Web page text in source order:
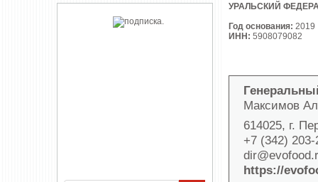
УРАЛЬСКИЙ
Год основания: 2019
ИНН: 5908079082
Максимов
614025, г.
+7 (342)
https://